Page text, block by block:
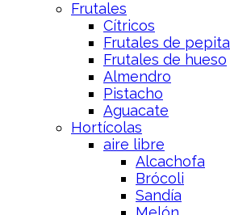
Frutales
Cítricos
Frutales de pepita
Frutales de hueso
Almendro
Pistacho
Aguacate
Hortícolas
aire libre
Alcachofa
Brócoli
Sandía